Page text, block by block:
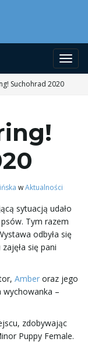
e
ł
ą
Suchohrad 2020
wAktualności
sytuacją udało
Tym razem
odbyła się
się pani
Amber oraz jego
wychowanka –
zdobywając
Puppy Female.